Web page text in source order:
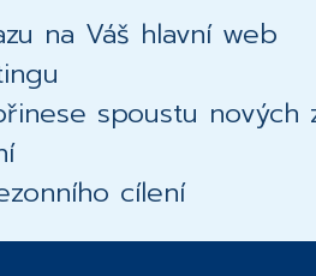
na Váš hlavní web
spoustu nových
cílení